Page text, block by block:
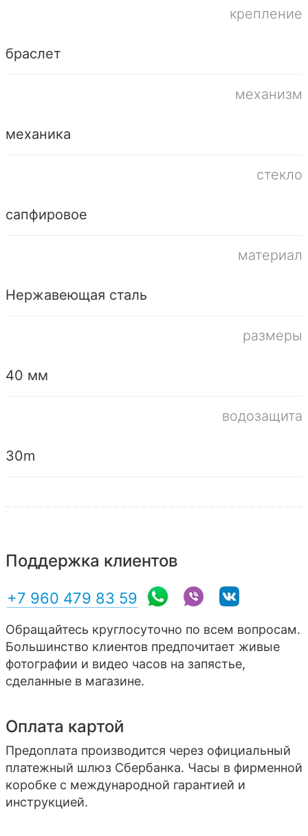
крепление
браслет
механизм
механика
стекло
сапфировое
материал
Нержавеющая сталь
размеры
40 мм
водозащита
30m
Поддержка клиентов
+7 960 479 83 59
Обращайтесь круглосуточно по всем вопросам.
Большинство клиентов предпочитает живые
фотографии и видео часов на запястье,
сделанные в магазине.
Оплата картой
Предоплата производится через официальный
платежный шлюз Сбербанка. Часы в фирменной
коробке с международной гарантией и
инструкцией.